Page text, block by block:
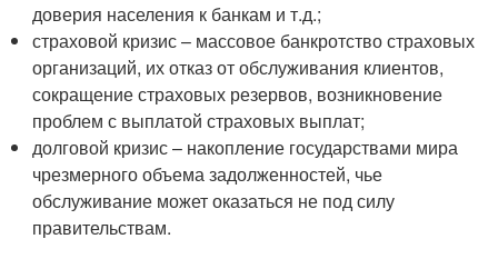
доверия населения к банкам и т.д.;
страховой кризис – массовое банкротство страховых
организаций, их отказ от обслуживания клиентов,
сокращение страховых резервов, возникновение
проблем с выплатой страховых выплат;
долговой кризис – накопление государствами мира
чрезмерного объема задолженностей, чье
обслуживание может оказаться не под силу
правительствам.